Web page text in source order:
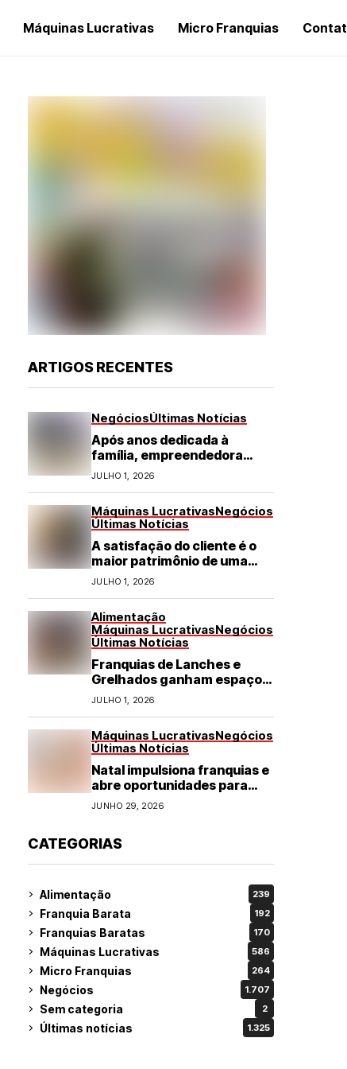
Máquinas Lucrativas Micro Franquias
ARTIGOS RECENTES
NegóciosÚltimas Notícias
Após anos dedicada à
família, empreendedora
transforma franquia de
turismo em negócio de
JULHO 1, 2026
Máquinas LucrativasNegócios
Últimas Notícias
A satisfação do cliente é o
maior patrimônio de uma
franquia
JULHO 1, 2026
Alimentação
Máquinas LucrativasNegócios
Últimas Notícias
Franquias de Lanches e
Grelhados ganham espaço
com demanda por refeições
rápidas e de qualidade
JULHO 1, 2026
Máquinas LucrativasNegócios
Últimas Notícias
Natal impulsiona franquias e
abre oportunidades para
diversos segmentos do
JUNHO 29, 2026
CATEGORIAS
Alimentação 239
Franquia Barata 192
Franquias Baratas 170
Máquinas Lucrativas 586
Micro Franquias 264
Negócios 1.707
Sem categoria 2
Últimas notícias 1.325